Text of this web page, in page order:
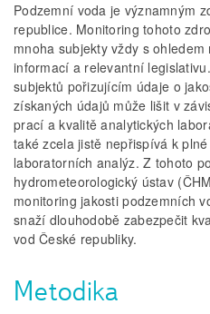
Podzemní voda je významným
republice. Monitoring tohoto
mnoha subjekty vždy s
informací a relevantní
subjektů pořizujícím údaje o
získaných údajů může lišit v
prací a kvalitě analytických
také zcela jistě nepřispívá k
laboratorních analýz. Z tohoto
hydrometeorologický ústav
monitoring jakosti podzemních
snaží dlouhodobě zabezpečit
vod České republiky.
Metodika